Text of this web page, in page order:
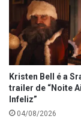
Kristen Bell é a
trailer de “Noite
Infeliz”
04/08/2026